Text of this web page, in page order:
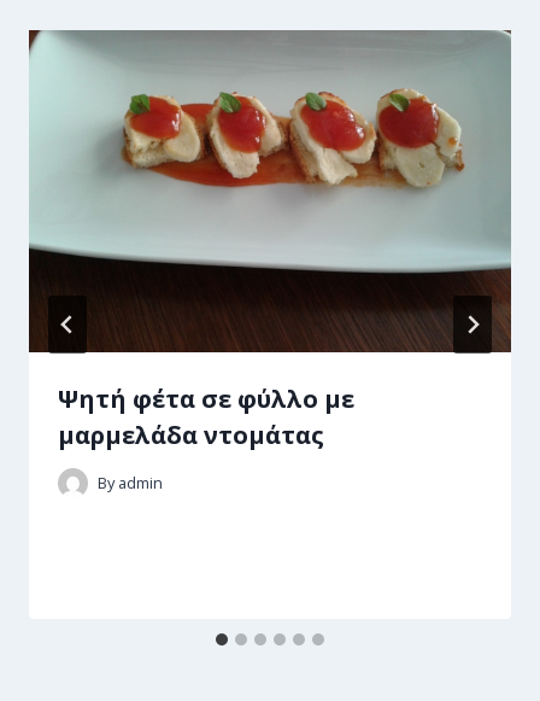
Ψητή φέτα σε φύλλο µε
µαρµελάδα ντοµάτας
By admin